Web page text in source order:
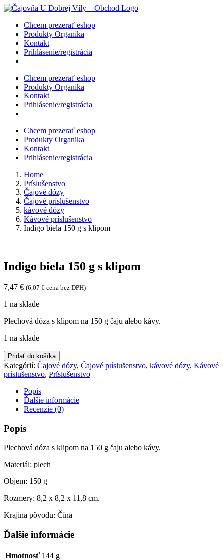
Skip
contentChcem prezerať eshop
Produkty Organika
Kontakt
Prihlásenie/registrácia
Chcem prezerať eshop
Produkty Organika
Kontakt
Prihlásenie/registrácia
Chcem prezerať eshop
Produkty Organika
Kontakt
Prihlásenie/registrácia
Home
Príslušenstvo
Čajové dózy
Čajové príslušenstvo
kávové dózy
Kávové príslušenstvo
Indigo biela 150 g s klipom
Indigo biela 150 g s klipom
7,47 € (6,07 € cena bez DPH)
1 na sklade
Plechová dóza s klipom na 150 g čaju alebo kávy.
1 na sklade
množstvo
Indigo
biela
150
klipom
Pridať do košíka
Kategórií: Čajové dózy, Čajové príslušenstvo, kávové dózy, Kávové
príslušenstvo, Príslušenstvo
Popis
Ďalšie informácie
Recenzie (0)
Popis
Plechová dóza s klipom na 150 g čaju alebo kávy.
Materiál: plech
Objem: 150 g
Rozmery: 8,2 x 8,2 x 11,8 cm.
Krajina pôvodu: Čína
Ďalšie informácie
Hmotnosť 144 g